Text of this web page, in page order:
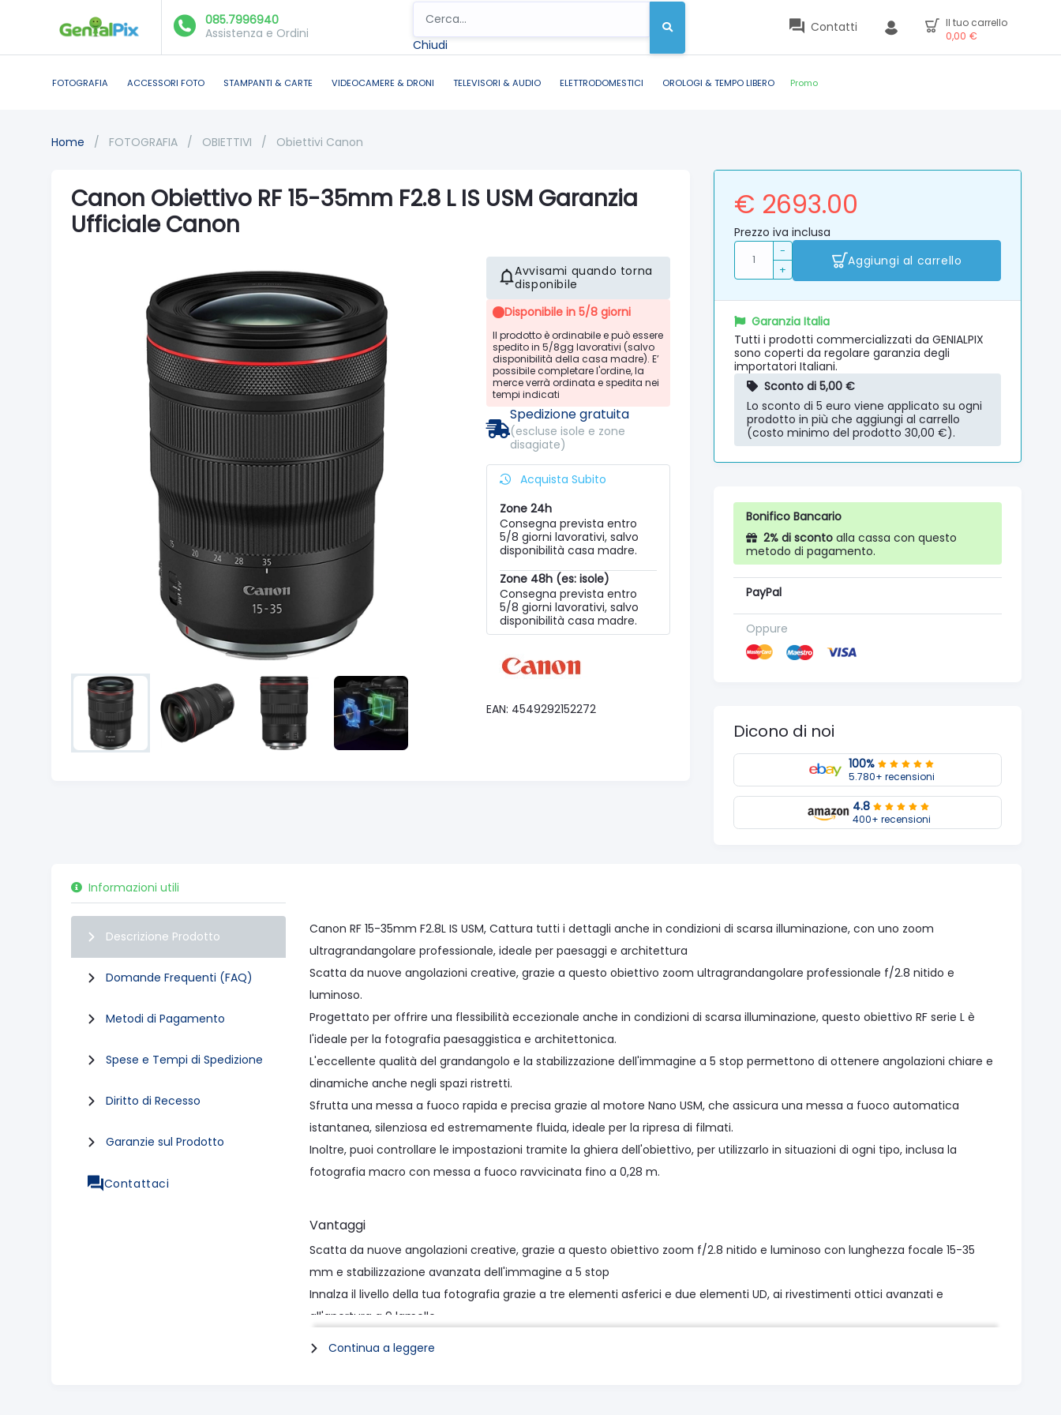
085.7996940
Assistenza e Ordini
Chiudi
Contatti
Il tuo carrello
0,00 €
FOTOGRAFIA ACCESSORI FOTO STAMPANTI & CARTE VIDEOCAMERE & DRONI TELEVISORI & AUDIO ELETTRODOMESTICI OROLOGI & TEMPO LIBERO Promo
Home / FOTOGRAFIA / OBIETTIVI / Obiettivi Canon
Canon Obiettivo RF 15-35mm F2.8 L IS USM Garanzia
Ufficiale Canon
Avvisami quando torna
disponibile
Disponibile in 5/8 giorni
Il prodotto è ordinabile e può essere
spedito in 5/8gg lavorativi (salvo
disponibilità della casa madre). E’
possibile completare l'ordine, la
merce verrà ordinata e spedita nei
tempi indicati
Spedizione gratuita
(escluse isole e zone
disagiate)
Acquista Subito
Zone 24h
Consegna prevista entro
5/8 giorni lavorativi, salvo
disponibilità casa madre.
Zone 48h (es: isole)
Consegna prevista entro
5/8 giorni lavorativi, salvo
disponibilità casa madre.
EAN: 4549292152272
€ 2693.00
Prezzo iva inclusa
-
+
Aggiungi al carrello
Garanzia Italia
Tutti i prodotti commercializzati da GENIALPIX
sono coperti da regolare garanzia degli
importatori Italiani.
Sconto di 5,00 €
Lo sconto di 5 euro viene applicato su ogni
prodotto in più che aggiungi al carrello
(costo minimo del prodotto 30,00 €).
Bonifico Bancario
2% di sconto alla cassa con questo
metodo di pagamento.
PayPal
Oppure
Dicono di noi
100%
5.780+ recensioni
4.8
400+ recensioni
Informazioni utili
Descrizione Prodotto
Domande Frequenti (FAQ)
Metodi di Pagamento
Spese e Tempi di Spedizione
Diritto di Recesso
Garanzie sul Prodotto
Contattaci
Canon RF 15-35mm F2.8L IS USM, Cattura tutti i dettagli anche in condizioni di scarsa illuminazione, con uno zoom
ultragrandangolare professionale, ideale per paesaggi e architettura
Scatta da nuove angolazioni creative, grazie a questo obiettivo zoom ultragrandangolare professionale f/2.8 nitido e
luminoso.
Progettato per offrire una flessibilità eccezionale anche in condizioni di scarsa illuminazione, questo obiettivo RF serie L è
l'ideale per la fotografia paesaggistica e architettonica.
L'eccellente qualità del grandangolo e la stabilizzazione dell'immagine a 5 stop permettono di ottenere angolazioni chiare e
dinamiche anche negli spazi ristretti.
Sfrutta una messa a fuoco rapida e precisa grazie al motore Nano USM, che assicura una messa a fuoco automatica
istantanea, silenziosa ed estremamente fluida, ideale per la ripresa di filmati.
Inoltre, puoi controllare le impostazioni tramite la ghiera dell'obiettivo, per utilizzarlo in situazioni di ogni tipo, inclusa la
fotografia macro con messa a fuoco ravvicinata fino a 0,28 m.
Vantaggi
Scatta da nuove angolazioni creative, grazie a questo obiettivo zoom f/2.8 nitido e luminoso con lunghezza focale 15-35
mm e stabilizzazione avanzata dell'immagine a 5 stop
Innalza il livello della tua fotografia grazie a tre elementi asferici e due elementi UD, ai rivestimenti ottici avanzati e
all'apertura a 9 lamelle
Continua a leggere